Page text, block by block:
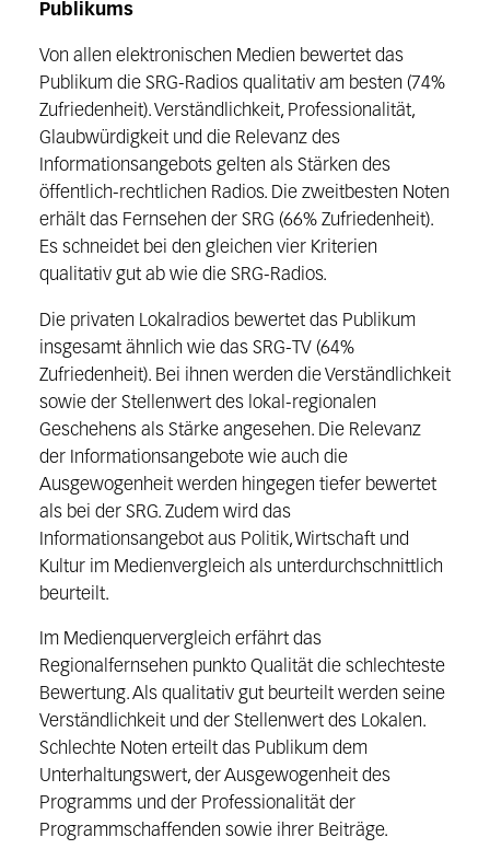
Publikums
Von allen elektronischen Medien bewertet das
Publikum die SRG-Radios qualitativ am besten (74%
Zufriedenheit). Verständlichkeit, Professionalität,
Glaubwürdigkeit und die Relevanz des
Informationsangebots gelten als Stärken des
öffentlich-rechtlichen Radios. Die zweitbesten Noten
erhält das Fernsehen der SRG (66% Zufriedenheit).
Es schneidet bei den gleichen vier Kriterien
qualitativ gut ab wie die SRG-Radios.
Die privaten Lokalradios bewertet das Publikum
insgesamt ähnlich wie das SRG-TV (64%
Zufriedenheit). Bei ihnen werden die Verständlichkeit
sowie der Stellenwert des lokal-regionalen
Geschehens als Stärke angesehen. Die Relevanz
der Informationsangebote wie auch die
Ausgewogenheit werden hingegen tiefer bewertet
als bei der SRG. Zudem wird das
Informationsangebot aus Politik, Wirtschaft und
Kultur im Medienvergleich als unterdurchschnittlich
beurteilt.
Im Medienquervergleich erfährt das
Regionalfernsehen punkto Qualität die schlechteste
Bewertung. Als qualitativ gut beurteilt werden seine
Verständlichkeit und der Stellenwert des Lokalen.
Schlechte Noten erteilt das Publikum dem
Unterhaltungswert, der Ausgewogenheit des
Programms und der Professionalität der
Programmschaffenden sowie ihrer Beiträge.